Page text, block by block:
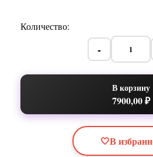
Количество:
-
В корзину
7900,00 ₽
🤍В